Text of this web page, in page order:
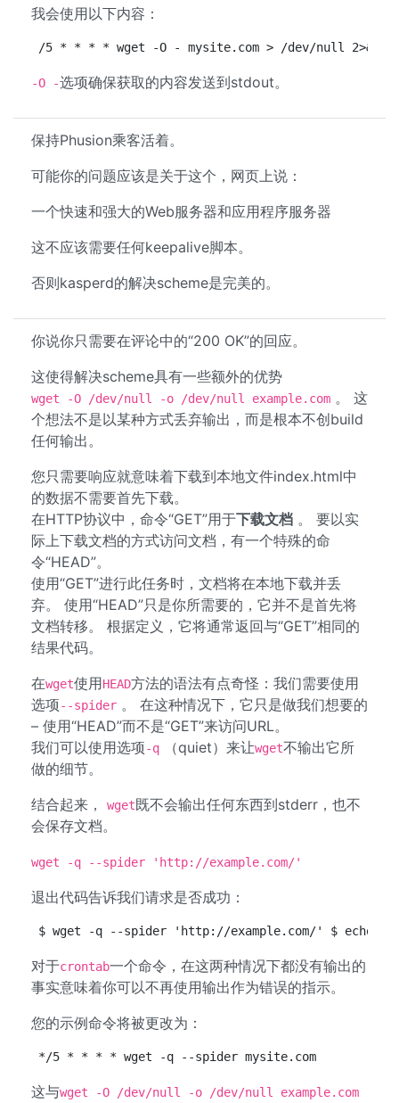
我会使用以下内容：
/5 * * * * wget -O - mysite.com > /dev/null 2>&1
-O -选项确保获取的内容发送到stdout。
保持Phusion乘客活着。
可能你的问题应该是关于这个，网页上说：
一个快速和强大的Web服务器和应用程序服务器
这不应该需要任何keepalive脚本。
否则kasperd的解决scheme是完美的。
你说你只需要在评论中的“200 OK”的回应。
这使得解决scheme具有一些额外的优势
wget -O /dev/null -o /dev/null example.com 。 这
个想法不是以某种方式丢弃输出，而是根本不创build
任何输出。
您只需要响应就意味着下载到本地文件index.html中
的数据不需要首先下载。
在HTTP协议中，命令“GET”用于下载文档 。 要以实
际上下载文档的方式访问文档，有一个特殊的命
令“HEAD”。
使用“GET”进行此任务时，文档将在本地下载并丢
弃。 使用“HEAD”只是你所需要的，它并不是首先将
文档转移。 根据定义，它将通常返回与“GET”相同的
结果代码。
在wget使用HEAD方法的语法有点奇怪：我们需要使用
选项--spider 。 在这种情况下，它只是做我们想要的
– 使用“HEAD”而不是“GET”来访问URL。
我们可以使用选项-q （quiet）来让wget不输出它所
做的细节。
结合起来，
wget既不会输出任何东西到stderr，也不
会保存文档。
wget -q --spider 'http://example.com/'
退出代码告诉我们请求是否成功：
$ wget -q --spider 'http://example.com/' $ echo
对于crontab一个命令，在这两种情况下都没有输出的
事实意味着你可以不再使用输出作为错误的指示。
您的示例命令将被更改为：
*/5 * * * * wget -q --spider mysite.com
这与wget -O /dev/null -o /dev/null example.com